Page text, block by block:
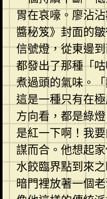
胃在哀嚎。廖沾
醬秘笈》封面的
信號燈，從東邊
都發出了那種「
煮過頭的氣味。
這是一種只有在
方向看，都是綠
是紅一下啊！我
謀而合。他想起
水餃臨界點到來
暗門裡放著一個